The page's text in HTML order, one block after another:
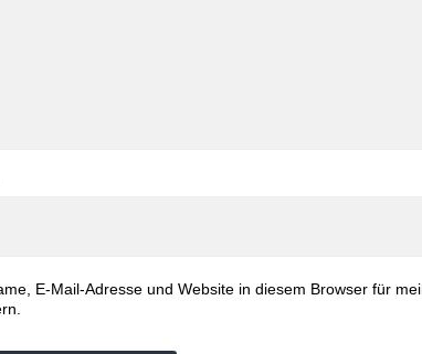
E-Mail-Adresse und Website in diesem Browser für